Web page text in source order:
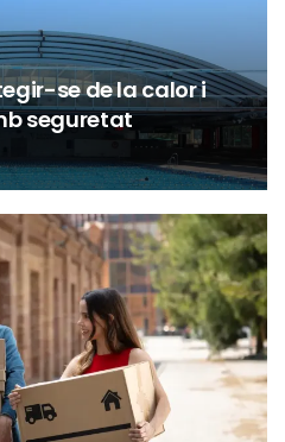
se de la calor i
seguretat